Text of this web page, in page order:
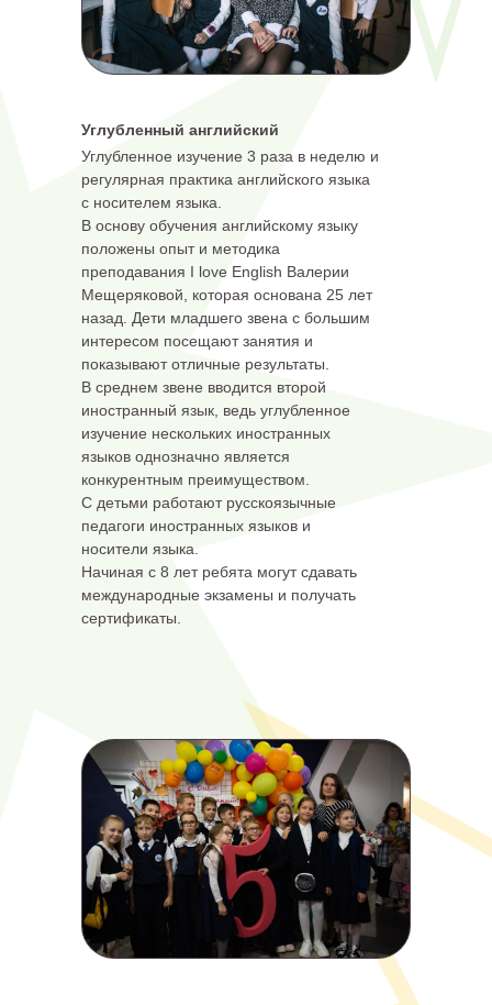
Углубленный английский
Углубленное изучение 3 раза в неделю и
регулярная практика английского языка
с носителем языка.
В основу обучения английскому языку
положены опыт и методика
преподавания I love English Валерии
Мещеряковой, которая основана 25 лет
назад. Дети младшего звена с большим
интересом посещают занятия и
показывают отличные результаты.
В среднем звене вводится второй
иностранный язык, ведь углубленное
изучение нескольких иностранных
языков однозначно является
конкурентным преимуществом.
С детьми работают русскоязычные
педагоги иностранных языков и
носители языка.
Начиная с 8 лет ребята могут сдавать
международные экзамены и получать
сертификаты.